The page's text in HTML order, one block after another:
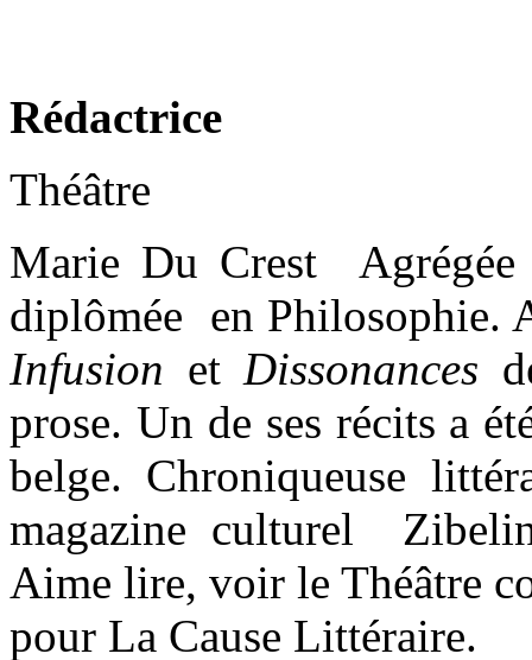
Rédactrice
Théâtre
Marie Du Crest Agrégée
diplômée en Philosophie.
Infusion etDissonances
prose. Un de ses récits a
belge. Chroniqueuse
magazine culturel
Aime lire, voir le Théâtre
pour La Cause Littéraire.